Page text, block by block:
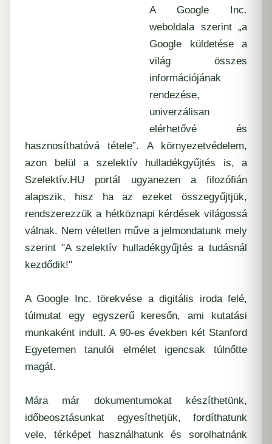
A Google Inc.
weboldala szerint „a
Google küldetése a
világ összes
információjának
rendezése,
univerzálisan
elérhetővé és
hasznosíthatóvá tétele”. A környezetvédelem,
azon belül a szelektív hulladékgyűjtés is, a
Szelektív.HU portál ugyanezen a filozófián
alapszik, hisz ha az ezeket összegyűjtjük,
rendszerezzük a hétköznapi kérdések világossá
válnak. Nem véletlen műve a jelmondatunk mely
szerint "A szelektív hulladékgyűjtés a tudásnál
kezdődik!"
AGoogle Inc. törekvése adigitális iroda felé,
túlmutat egy egyszerű keresőn, ami kutatási
munkaként indult. A 90-es években két Stanford
Egyetemen tanulói elmélet igencsak túlnőtte
magát.
Mára már dokumentumokat készíthetünk,
időbeosztásunkat egyesíthetjük, fordíthatunk
vele, térképet használhatunk és sorolhatnánk